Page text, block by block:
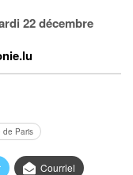
22 décembre
de Paris
Courriel